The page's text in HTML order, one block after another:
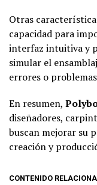
Otras
capacidad para
interfaz intuitiva y
simular el
errores o
En resumen,
diseñadores,
buscan mejorar su
creación y
CONTENIDO